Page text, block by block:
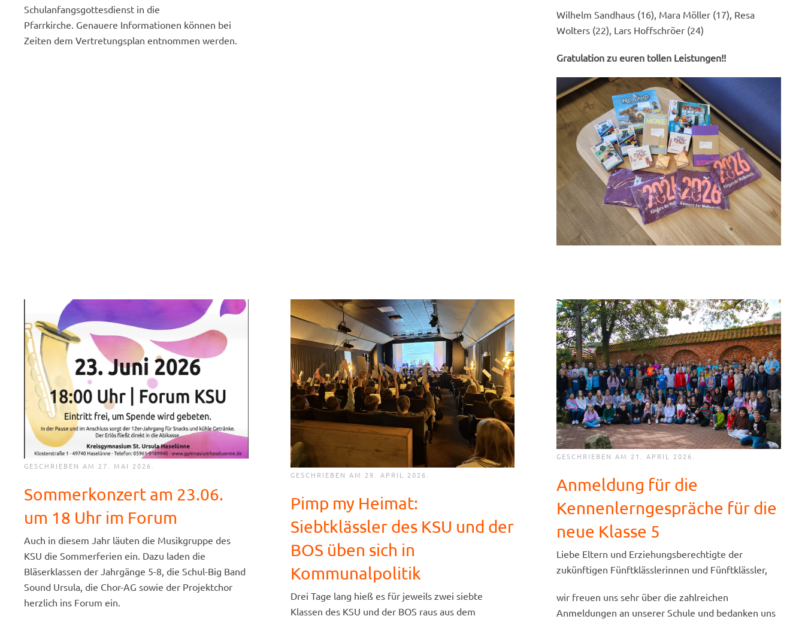
Schulanfangsgottesdienst in die
Pfarrkirche. Genauere Informationen können bei
Zeiten dem Vertretungsplan entnommen werden.
Wilhelm Sandhaus (16), Mara Möller (17), Resa
Wolters (22), Lars Hoffschröer (24)
Gratulation zu euren tollen Leistungen!!
GESCHRIEBEN AM 27. MAI 2026.
Sommerkonzert am 23.06.
um 18 Uhr im Forum
Auch in diesem Jahr läuten die Musikgruppe des
KSU die Sommerferien ein. Dazu laden die
Bläserklassen der Jahrgänge 5-8, die Schul-Big Band
Sound Ursula, die Chor-AG sowie der Projektchor
herzlich ins Forum ein.
GESCHRIEBEN AM 29. APRIL 2026.
Pimp my Heimat:
Siebtklässler des KSU und der
BOS üben sich in
Kommunalpolitik
Drei Tage lang hieß es für jeweils zwei siebte
Klassen des KSU und der BOS raus aus dem
GESCHRIEBEN AM 21. APRIL 2026
Anmeldung für die
Kennenlerngespräche für die
neue Klasse 5
Liebe Eltern und Erziehungsberechtigte der
zukünftigen Fünftklässlerinnen und Fünftklässler,
wir freuen uns sehr über die zahlreichen
Anmeldungen an unserer Schule und bedanken uns